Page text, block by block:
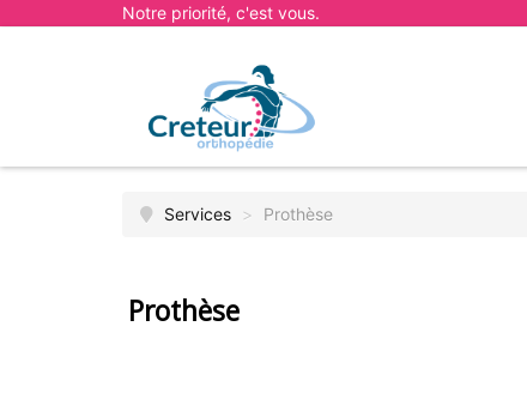
Notre priorité, c'est vous.
Services > Prothèse
Prothèse